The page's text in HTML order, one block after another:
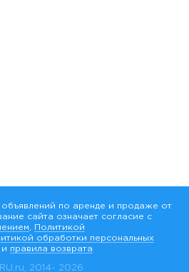
2014- 2026
по аренде и продаже от
сайта означает согласие с
Политикой
обработки персональных
и правила возврата